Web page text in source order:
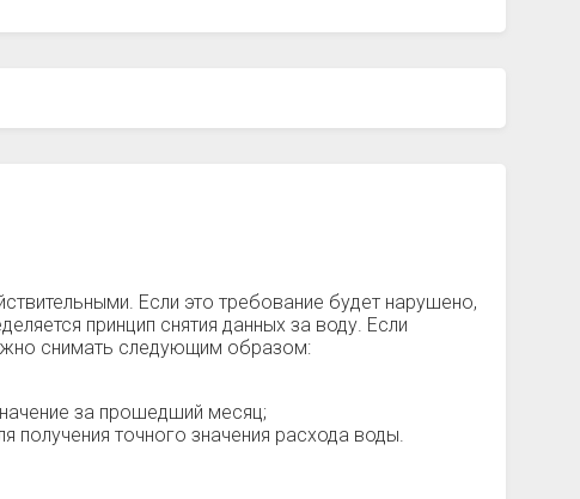
Если это требование будет нарушено,
принцип снятия данных за воду. Если
снимать следующим образом:
за прошедший месяц;
точного значения расхода воды.